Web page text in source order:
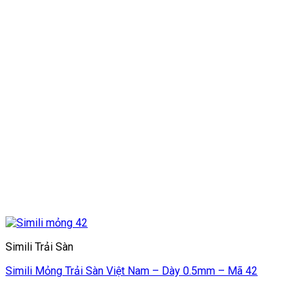
Simili Trải Sàn
Simili Mỏng Trải Sàn Việt Nam – Dày 0.5mm – Mã 42